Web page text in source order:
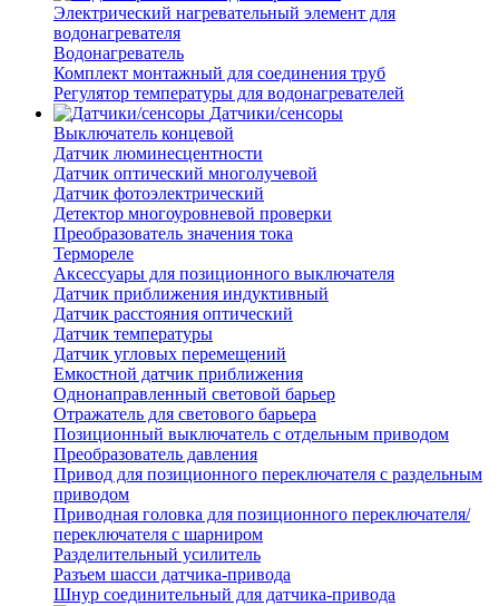
Электрический нагревательный элемент для
водонагревателя
Водонагреватель
Комплект монтажный для соединения труб
Регулятор температуры для водонагревателей
Датчики/сенсоры
Выключатель концевой
Датчик люминесцентности
Датчик оптический многолучевой
Датчик фотоэлектрический
Детектор многоуровневой проверки
Преобразователь значения тока
Термореле
Аксессуары для позиционного выключателя
Датчик приближения индуктивный
Датчик расстояния оптический
Датчик температуры
Датчик угловых перемещений
Емкостной датчик приближения
Однонаправленный световой барьер
Отражатель для светового барьера
Позиционный выключатель с отдельным приводом
Преобразователь давления
Привод для позиционного переключателя с раздельным
приводом
Приводная головка для позиционного переключателя/
переключателя с шарниром
Разделительный усилитель
Разъем шасси датчика-привода
Шнур соединительный для датчика-привода